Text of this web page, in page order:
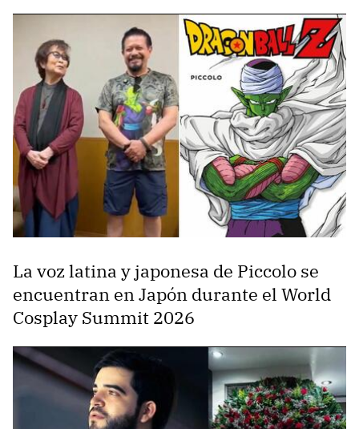
La voz latina y japonesa de Piccolo se
encuentran en Japón durante el World
Cosplay Summit 2026